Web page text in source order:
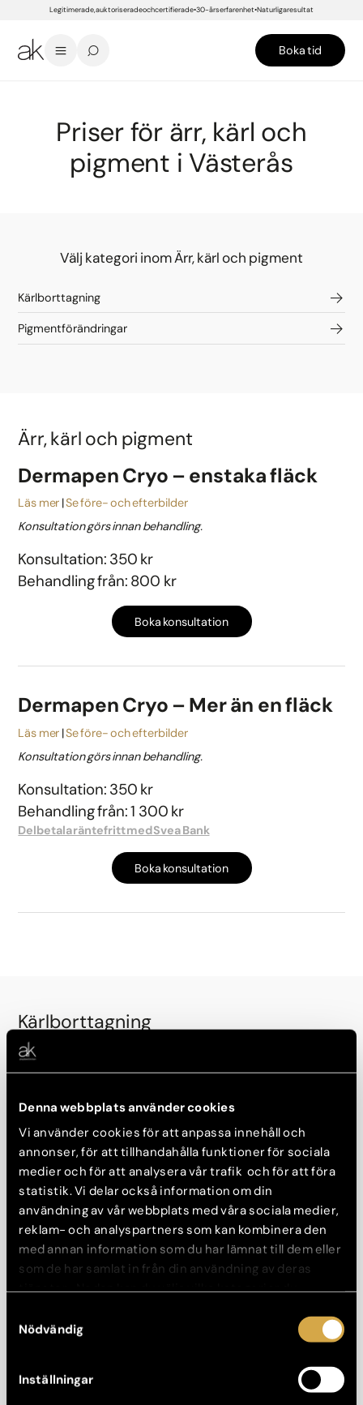
Denna webbplats använder cookies
Vi använder cookies för att anpassa innehåll och
annonser, för att tillhandahålla funktioner för sociala
medier och för att analysera vår trafik och för att föra
statistik. Vi delar också information om din
användning av vår webbplats med våra sociala medier,
reklam- och analyspartners som kan kombinera den
med annan information som du har lämnat till dem eller
som de har samlat in från din användning av deras
tjänster. Nedan kan du välja vilka kategorier du
mer information om hur varje kategori används.
Nödvändig
Inställningar
Legitimerade, auktoriserade och certifierade 30-års erfarenhet Naturliga resultat
Boka tid
Priser för ärr, kärl och
pigment i Västerås
Välj kategori inom Ärr, kärl och pigment
Kärlborttagning
Pigmentförändringar
Ärr, kärl och pigment
Dermapen Cryo – enstaka fläck
Läs mer Se före- och efterbilder
Konsultation görs innan behandling.
Konsultation: 350 kr
Behandling från: 800 kr
Boka konsultation
Dermapen Cryo – Mer än en fläck
Läs mer Se före- och efterbilder
Konsultation görs innan behandling.
Konsultation: 350 kr
Behandling från: 1 300 kr
Delbetala räntefritt med Svea Bank
Boka konsultation
Kärlborttagning
Ådernät på ben med Yag-laser
Konsultation görs innan behandling.
Konsultation: 350 kr
Behandling från: 2 000 kr
Boka konsultation
Borttagning av synliga kärl
Konsultation görs innan behandling.
Konsultation: 350 kr
Behandling från: 1 600 kr